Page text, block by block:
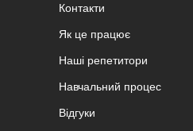
Контакти
Як це працює
Наші репетитори
Навчальний процес
Відгуки